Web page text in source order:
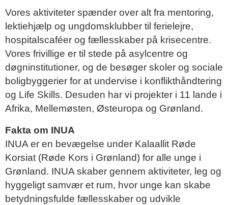
Vores aktiviteter spænder over alt fra mentoring,
lektiehjælp og ungdomsklubber til ferielejre,
hospitalscaféer og fællesskaber på krisecentre.
Vores frivillige er til stede på asylcentre og
døgninstitutioner, og de besøger skoler og sociale
boligbyggerier for at undervise i konflikthåndtering
og Life Skills. Desuden har vi projekter i 11 lande i
Afrika, Mellemøsten, Østeuropa og Grønland.
Fakta om INUA
INUA er en bevægelse under Kalaallit Røde
Korsiat (Røde Kors i Grønland) for alle unge i
Grønland. INUA skaber gennem aktiviteter, leg og
hyggeligt samvær et rum, hvor unge kan skabe
betydningsfulde fællesskaber og udvikle